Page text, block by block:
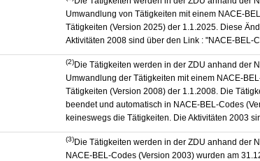
Umwandlung von Tätigkeiten mit einem NACE-
Tätigkeiten (Version 2025) der 1.1.2025. Diese
Aktivitäten 2008 sind über den Link : "NACE-BEL-
(2)Die Tätigkeiten werden in der ZDU anhand der
Umwandlung der Tätigkeiten mit einem NACE-
Tätigkeiten (Version 2008) der 1.1.2008. Die
beendet und automatisch in NACE-BEL-Codes
keineswegs die Tätigkeiten. Die Aktivitäten 2003
(3)Die Tätigkeiten werden in der ZDU anhand der
NACE-BEL-Codes (Version 2003) wurden am